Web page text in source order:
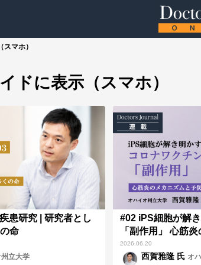
マホ）
ドに表示（スマホ）
患研究 | 研究者とし
命
立大学
#02 iPS細胞が解
「副作用」 心筋
2026.06.20
西賀雅隆 氏 オ